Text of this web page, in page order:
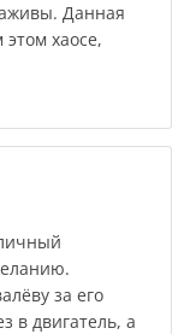
Данная
этом хаосе,
за его
в двигатель, а